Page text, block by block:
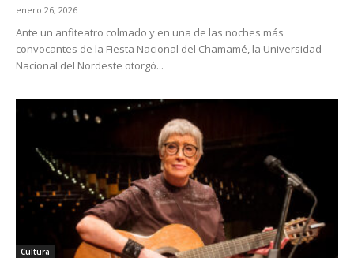
enero 26, 2026
Ante un anfiteatro colmado y en una de las noches más
convocantes de la Fiesta Nacional del Chamamé, la Universidad
Nacional del Nordeste otorgó...
Cultura